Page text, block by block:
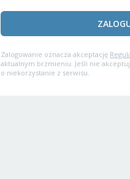
Zalogowanie oznacza akceptację
aktualnym brzmieniu. Jeśli nie
o niekorzystanie z serwisu.